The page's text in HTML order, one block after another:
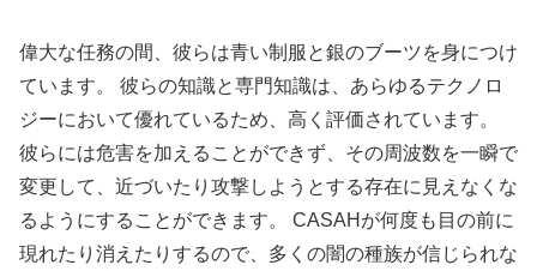
偉大な任務の間、彼らは青い制服と銀のブーツを身につけ
ています。 彼らの知識と専門知識は、あらゆるテクノロ
ジーにおいて優れているため、高く評価されています。
彼らには危害を加えることができず、その周波数を一瞬で
変更して、近づいたり攻撃しようとする存在に見えなくな
るようにすることができます。 CASAHが何度も目の前に
現れたり消えたりするので、多くの闇の種族が信じられな